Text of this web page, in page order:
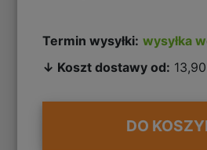
Termin wysyłki: wysyłka
↓ Koszt dostawy od:
DO